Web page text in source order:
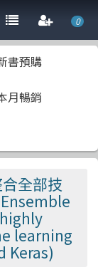
0
書預購
月暢銷
全部技
learning
Keras)